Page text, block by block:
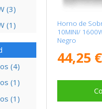
(3)
(1)
(4)
(1)
(1)
Horno de
10MINI/
Negro
44,25 €